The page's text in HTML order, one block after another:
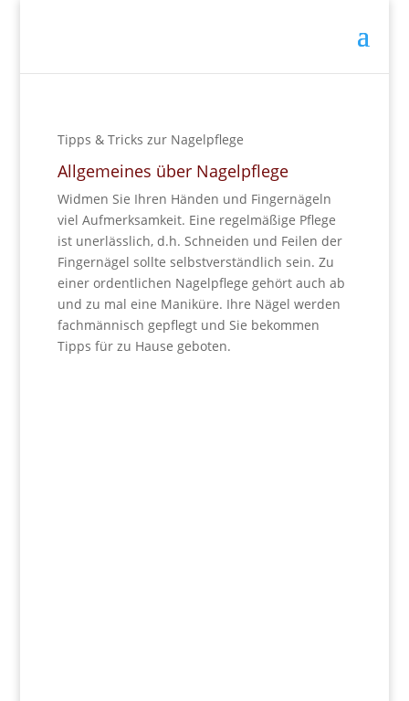
Tipps & Tricks zur Nagelpflege
Allgemeines über Nagelpflege
Widmen Sie Ihren Händen und Fingernägeln
viel Aufmerksamkeit. Eine regelmäßige Pflege
ist unerlässlich, d.h. Schneiden und Feilen der
Fingernägel sollte selbstverständlich sein. Zu
einer ordentlichen Nagelpflege gehört auch ab
und zu mal eine Maniküre. Ihre Nägel werden
fachmännisch gepflegt und Sie bekommen
Tipps für zu Hause geboten.